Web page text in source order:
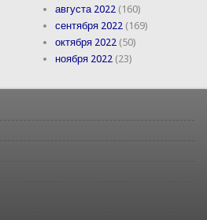
августа 2022 (160)
сентября 2022 (169)
октября 2022 (50)
ноября 2022 (23)